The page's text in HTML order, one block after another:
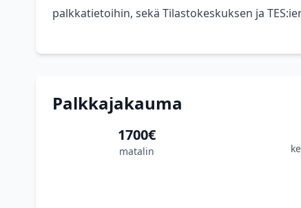
palkkatietoihin, sekä Tilastokeskuksen ja
Palkkajakauma
1700€
matalin